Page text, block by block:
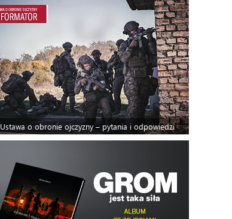
Ustawa o obronie ojczyzny – pytania i odpowiedzi